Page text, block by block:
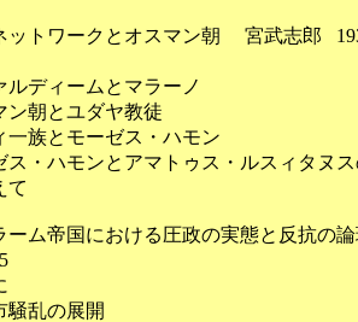
ワークとオスマン朝 宮武志郎
めに
ルディームとマラー
ン朝とユダヤ教
族とモーゼス・ハモ
モンとアマトゥス・ルスィタヌス
代えて
帝国における圧政の実態と反抗の論
めに
騒乱の展開